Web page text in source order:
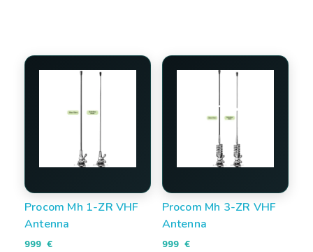
Procom Mh 1-ZR VHF
Antenna
999 €
Procom Mh 3-ZR VHF
Antenna
999 €